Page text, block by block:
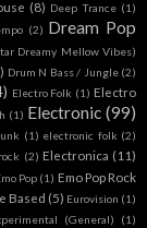
(8) Deep Trance (1)
(2) Dream Pop
Dreamy Mellow Vibes)
Drum N Bass / Jungle (2)
Electro Folk (1) Electro
(1) Electronic (99)
(1) electronic folk (2)
(2) Electronica (11)
Pop (1) Emo Pop Rock
Based (5) Eurovision (1)
(General) (1)